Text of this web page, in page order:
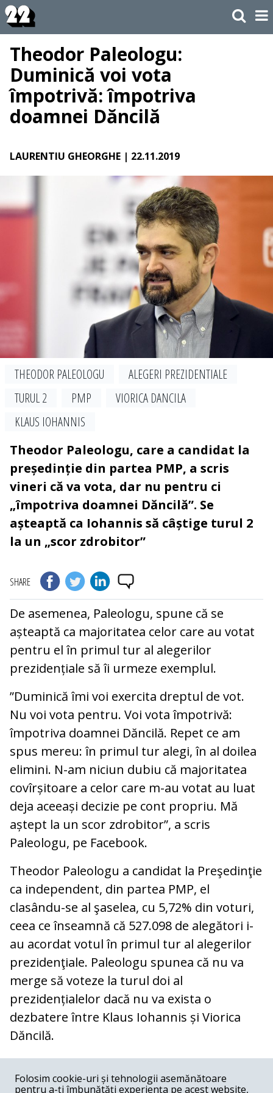
Theodor Paleologu:
Duminică voi vota
împotrivă: împotriva
doamnei Dăncilă
LAURENTIU GHEORGHE | 22.11.2019
THEODOR PALEOLOGU
ALEGERI PREZIDENTIALE
TURUL 2
PMP
VIORICA DANCILA
KLAUS IOHANNIS
Theodor Paleologu, care a candidat la
președinție din partea PMP, a scris
vineri că va vota, dar nu pentru ci
„împotriva doamnei Dăncilă”. Se
așteaptă ca Iohannis să câștige turul 2
la un „scor zdrobitor”
SHARE
De asemenea, Paleologu, spune că se
așteaptă ca majoritatea celor care au votat
pentru el în primul tur al alegerilor
prezidențiale să îi urmeze exemplul.
”Duminică îmi voi exercita dreptul de vot.
Nu voi vota pentru. Voi vota împotrivă:
împotriva doamnei Dăncilă. Repet ce am
spus mereu: în primul tur alegi, în al doilea
elimini. N-am niciun dubiu că majoritatea
covîrșitoare a celor care m-au votat au luat
deja aceeași decizie pe cont propriu. Mă
aștept la un scor zdrobitor”, a scris
Paleologu, pe Facebook.
Theodor Paleologu a candidat la Preşedinţie
ca independent, din partea PMP, el
clasându-se al şaselea, cu 5,72% din voturi,
ceea ce înseamnă că 527.098 de alegători i-
au acordat votul în primul tur al alegerilor
prezidenţiale. Paleologu spunea că nu va
merge să voteze la turul doi al
prezidențialelor dacă nu va exista o
dezbatere între Klaus Iohannis și Viorica
Dăncilă.
COMENTARII
Folosim cookie-uri și tehnologii asemănătoare
pentru a-ți îmbunătăți experiența pe acest website,